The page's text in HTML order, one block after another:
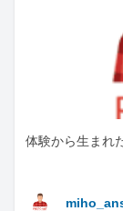
体験から生まれ